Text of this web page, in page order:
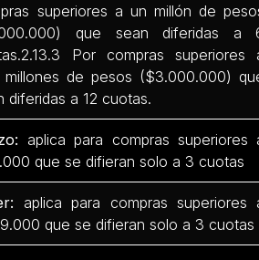
superiores a un millón de
que sean diferidas a
Por compras superiores
millones de pesos ($3.000.000)
diferidas a 12 cuotas.
aplica para compras superiores
que se difieran solo a 3 cuotas
aplica para compras superiores
que se difieran solo a 3 cuotas